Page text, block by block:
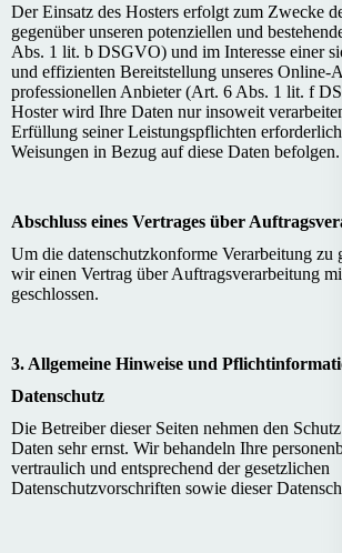
Der Einsatz des Hosters erfolgt zum Zwecke
gegenüber unseren potenziellen und
Abs. 1 lit. b DSGVO) und im Interesse einer
und effizienten Bereitstellung unseres Online-
professionellen Anbieter (Art. 6 Abs. 1 lit. f
Hoster wird Ihre Daten nur insoweit
Erfüllung seiner Leistungspflichten
Weisungen in Bezug auf diese Daten befolgen.
Abschluss eines Vertrages über
Um die datenschutzkonforme Verarbeitung zu
wir einen Vertrag über Auftragsverarbeitung
geschlossen.
3. Allgemeine Hinweise und
Datenschutz
Die Betreiber dieser Seiten nehmen den
Daten sehr ernst. Wir behandeln Ihre
vertraulich und entsprechend der gesetzlichen
Datenschutzvorschriften sowie dieser